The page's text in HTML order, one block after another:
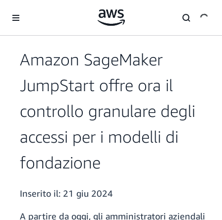
Amazon SageMaker
JumpStart offre ora il
controllo granulare degli
accessi per i modelli di
fondazione
Inserito il: 21 giu 2024
A partire da oggi, gli amministratori aziendali